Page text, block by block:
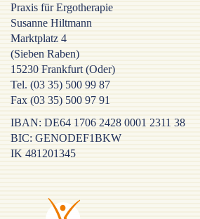
Praxis für Ergotherapie
Susanne Hiltmann
Marktplatz 4
(Sieben Raben)
15230 Frankfurt (Oder)
Tel. (03 35) 500 99 87
Fax (03 35) 500 97 91
IBAN: DE64 1706 2428 0001 2311 38
BIC: GENODEF1BKW
IK 481201345